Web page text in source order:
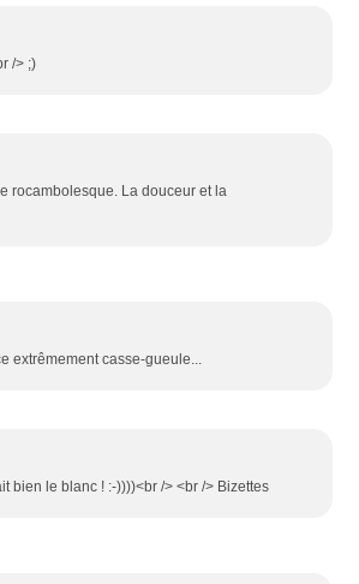
/> ;)
rocambolesque. La douceur et la
extrêmement casse-gueule...
bien le blanc ! :-))))<br /> <br /> Bizettes